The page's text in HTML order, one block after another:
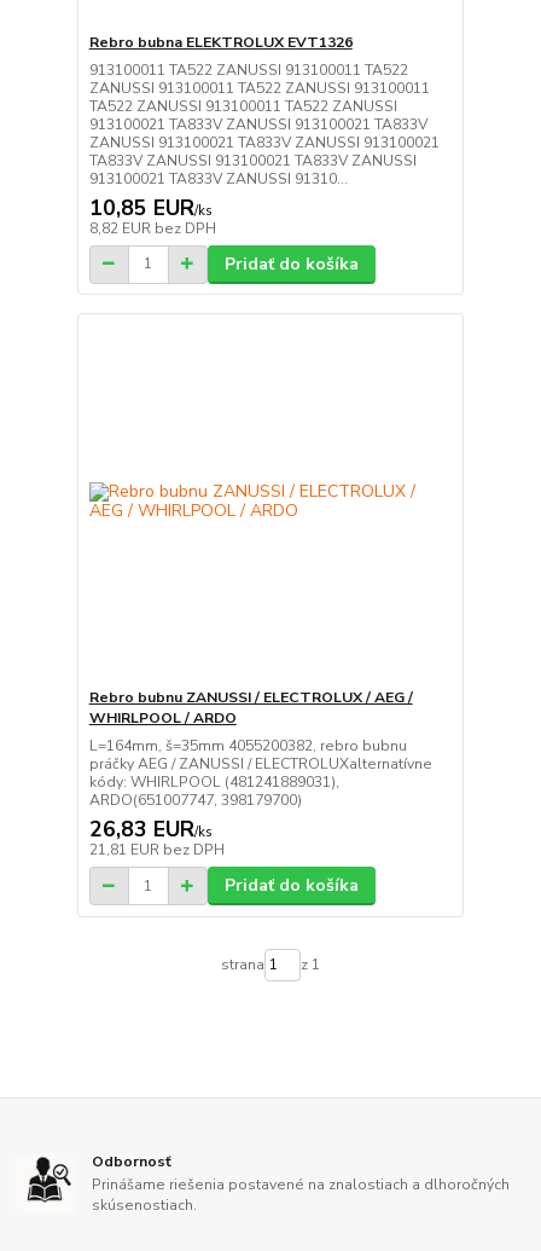
Rebro bubna ELEKTROLUX EVT1326
913100011 TA522 ZANUSSI 913100011 TA522
ZANUSSI 913100011 TA522 ZANUSSI 913100011
TA522 ZANUSSI 913100011 TA522 ZANUSSI
913100021 TA833V ZANUSSI 913100021 TA833V
ZANUSSI 913100021 TA833V ZANUSSI 913100021
TA833V ZANUSSI 913100021 TA833V ZANUSSI
913100021 TA833V ZANUSSI 91310...
10,85 EUR/ks
8,82 EUR bez DPH
Pridať do košíka
Rebro bubnu ZANUSSI / ELECTROLUX / AEG /
WHIRLPOOL / ARDO
L=164mm, š=35mm 4055200382, rebro bubnu
práčky AEG / ZANUSSI / ELECTROLUXalternatívne
kódy: WHIRLPOOL (481241889031),
ARDO(651007747, 398179700)
26,83 EUR/ks
21,81 EUR bez DPH
Pridať do košíka
strana z 1
Odbornosť
Prinášame riešenia postavené na znalostiach a dlhoročných
skúsenostiach.